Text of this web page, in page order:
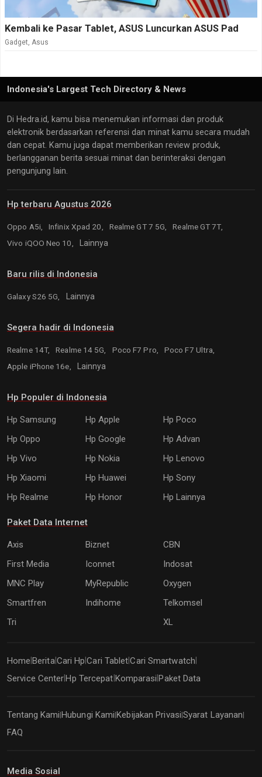
Kembali ke Pasar Tablet, ASUS Luncurkan ASUS Pad
Gadget Asus
Indonesia's Largest Tech Directory & News
Di Hedra.id, kamu bisa menemukan informasi dan produk
elektronik berdasarkan referensi dan minat kamu secara mudah
dan cepat. Kamu juga dapat memberikan review produk,
berlangganan berita sesuai minat dan berinteraksi dengan
pengunjung lain.
Hp terbaru Agustus 2026
Oppo A5i, Infinix Xpad 20, Realme GT 7 5G,
Realme GT 7T,
Vivo iQOO Neo 10,
Lainnya
Baru rilis di Indonesia
Galaxy S26 5G, Lainnya
Segera hadir di Indonesia
Realme 14T, Realme 14 5G, Poco F7 Pro,
Poco F7 Ultra,
Apple iPhone 16e,
Lainnya
Hp Populer di Indonesia
Hp Samsung Hp Apple
Hp Poco
Hp Oppo
Hp Google
Hp Advan
Hp Vivo
Hp Nokia
Hp Lenovo
Hp Xiaomi
Hp Huawei
Hp Sony
Hp Realme
Hp Honor Hp Lainnya
Paket Data Internet
Axis Biznet
CBN
First Media
Iconnet
Indosat
MNC Play
MyRepublic
Oxygen
Smartfren
Indihome
Telkomsel
Tri
XL
Home BeritaCari Hp |Cari Tablet|Cari Smartwatch
Service Center|Hp Tercepat Komparasi |Paket Data
Tentang Kami|Hubungi Kami|Kebijakan Privasi|Syarat Layanan|
FAQ
Media Sosial